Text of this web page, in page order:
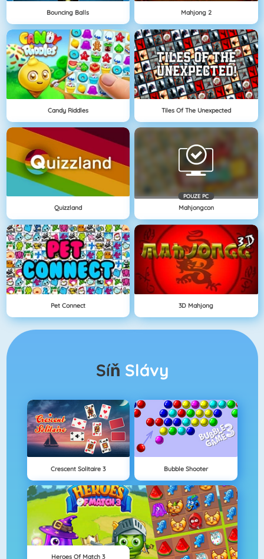
Bouncing Balls Mahjong 2
Candy Riddles Tiles Of The Unexpected
Quizzland
POUZE PC
Mahjongcon
Pet Connect 3D Mahjong
Síň Slávy
Crescent Solitaire 3 Bubble Shooter
Heroes Of Match 3